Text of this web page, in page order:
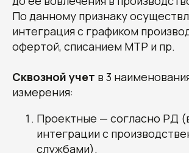
По данному признаку
интеграция с графиком
офертой, списанием МТР и пр.
Сквозной учет в 3
измерения:
Проектные — согласно РД
интеграции с
службами).
стоимость и сроки
разработки вашего проекта
Овчинников Егор
Исполнительный
ТелеграмМакс
Новороссийск, ул. Котанова, д.30
Москва, Духовской пер., д.17, стр.18